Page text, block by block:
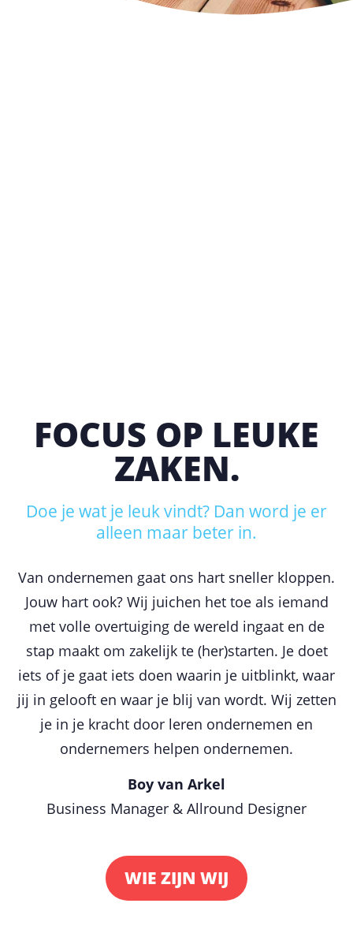
FOCUS OP LEUKE
ZAKEN.
Doe je wat je leuk vindt? Dan word je er
alleen maar beter in.
Van ondernemen gaat ons hart sneller kloppen.
Jouw hart ook? Wij juichen het toe als iemand
met volle overtuiging de wereld ingaat en de
stap maakt om zakelijk te (her)starten. Je doet
iets of je gaat iets doen waarin je uitblinkt, waar
jij in gelooft en waar je blij van wordt. Wij zetten
je in je kracht door leren ondernemen en
ondernemers helpen ondernemen.
Boy van Arkel
Business Manager & Allround Designer
WIE ZIJN WIJ